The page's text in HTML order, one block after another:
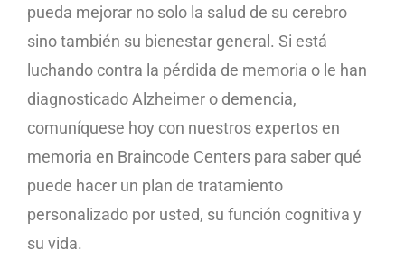
pueda mejorar no solo la salud de su cerebro
sino también su bienestar general. Si está
luchando contra la pérdida de memoria o le han
diagnosticado Alzheimer o demencia,
comuníquese hoy con nuestros expertos en
memoria en Braincode Centers para saber qué
puede hacer un plan de tratamiento
personalizado por usted, su función cognitiva y
su vida.